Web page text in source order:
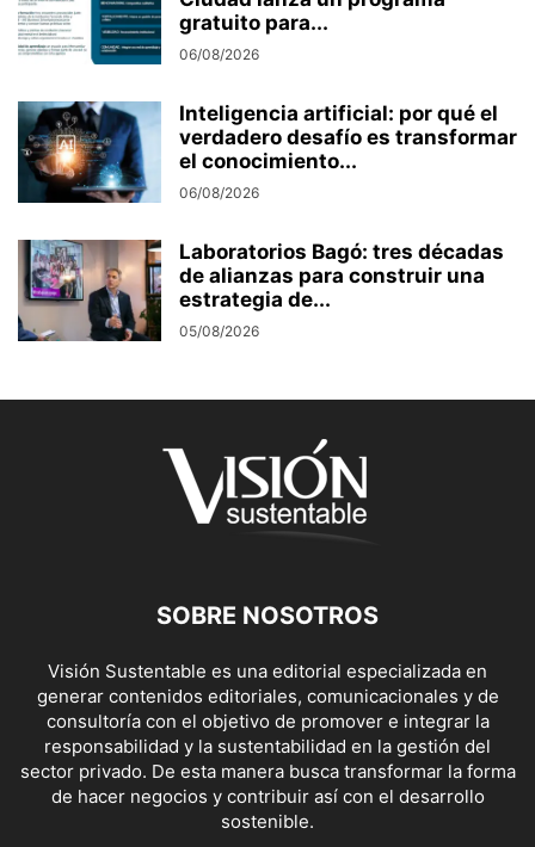
gratuito para...
06/08/2026
Inteligencia artificial: por qué el
verdadero desafío es transformar
el conocimiento...
06/08/2026
Laboratorios Bagó: tres décadas
de alianzas para construir una
estrategia de...
05/08/2026
SOBRE NOSOTROS
Visión Sustentable es una editorial especializada en
generar contenidos editoriales, comunicacionales y de
consultoría con el objetivo de promover e integrar la
responsabilidad y la sustentabilidad en la gestión del
sector privado. De esta manera busca transformar la forma
de hacer negocios y contribuir así con el desarrollo
sostenible.